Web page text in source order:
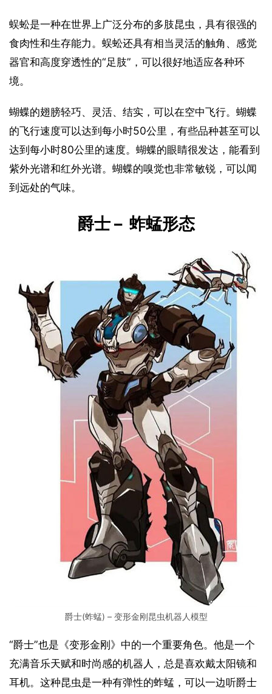
蜈蚣是一种在世界上广泛分布的多肢昆虫，具有很强的
食肉性和生存能力。蜈蚣还具有相当灵活的触角、感觉
器官和高度穿透性的“足肢”，可以很好地适应各种环
境。
蝴蝶的翅膀轻巧、灵活、结实，可以在空中飞行。蝴蝶
的飞行速度可以达到每小时50公里，有些品种甚至可以
达到每小时80公里的速度。蝴蝶的眼睛很发达，能看到
紫外光谱和红外光谱。蝴蝶的嗅觉也非常敏锐，可以闻
到远处的气味。
爵士 –  蚱蜢形态
爵士(蚱蜢) – 变形金刚昆虫机器人模型
“爵士”也是《变形金刚》中的一个重要角色。他是一个
充满音乐天赋和时尚感的机器人，总是喜欢戴太阳镜和
耳机。这种昆虫是一种有弹性的蚱蜢，可以一边听爵士